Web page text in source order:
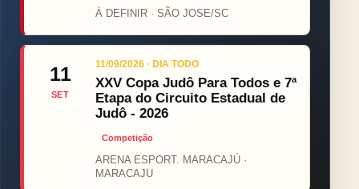
À DEFINIR · SÃO JOSE/SC
11
SET
11/09/2026 · DIA TODO
XXV Copa Judô Para Todos e 7ª
Etapa do Circuito Estadual de
Judô - 2026
Competição
ARENA ESPORT. MARACAJÚ ·
MARACAJU